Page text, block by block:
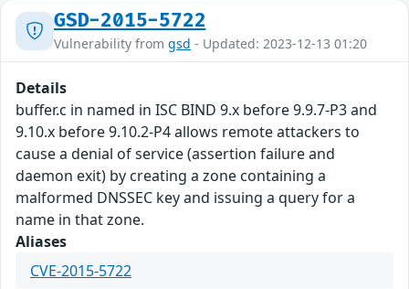
GSD-2015-5722
Vulnerability from gsd - Updated: 2023-12-13 01:20
Details
buffer.c in named in ISC BIND 9.x before 9.9.7-P3 and
9.10.x before 9.10.2-P4 allows remote attackers to
cause a denial of service (assertion failure and
daemon exit) by creating a zone containing a
malformed DNSSEC key and issuing a query for a
name in that zone.
Aliases
CVE-2015-5722